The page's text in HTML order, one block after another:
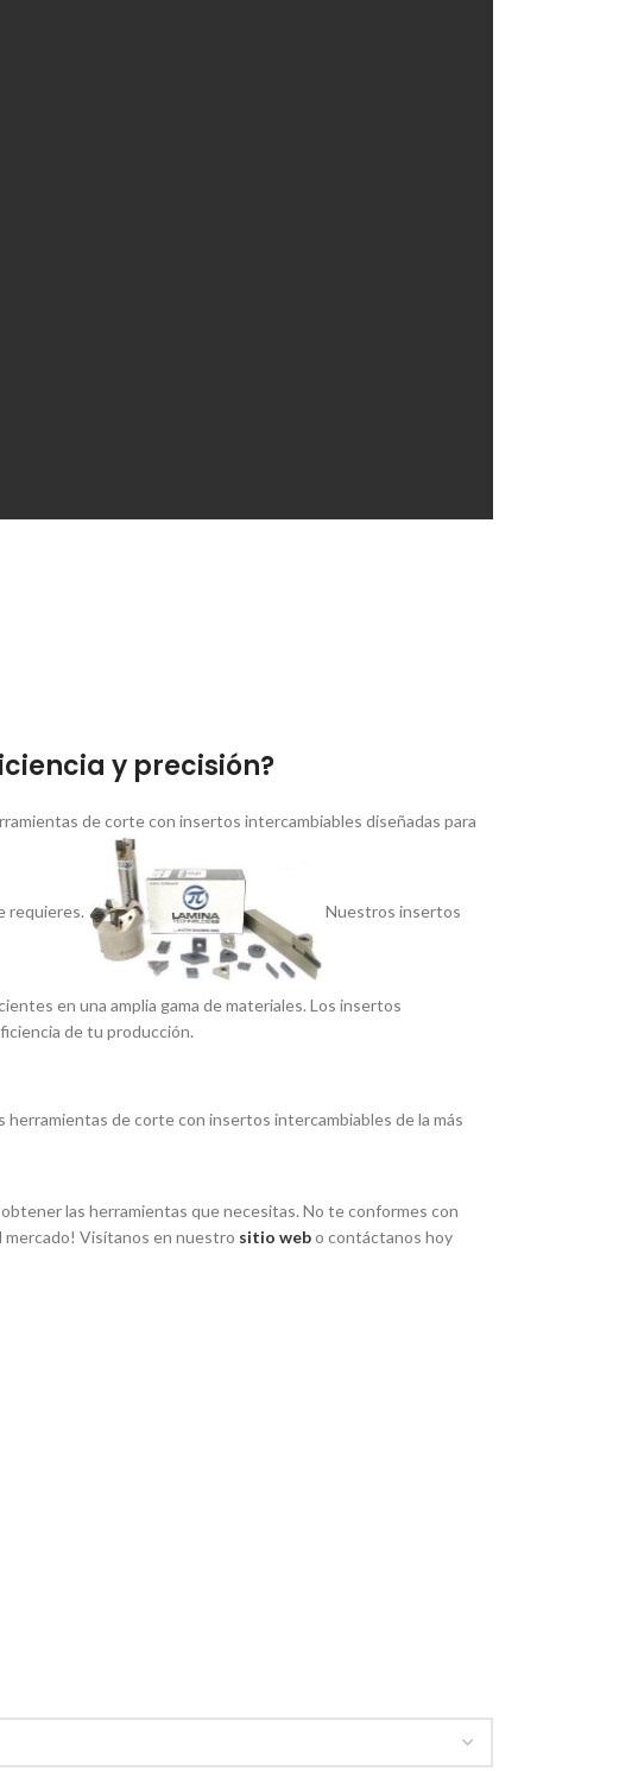
y precisión?
de corte con insertos intercambiables diseñadas para
requieres. Nuestros insertos
en una amplia gama de materiales. Los insertos
de tu producción.
de corte con insertos intercambiables de la más
las herramientas que necesitas. No te conformes con
mercado! Visí­tanos en nuestro sitio webo contáctanos hoy